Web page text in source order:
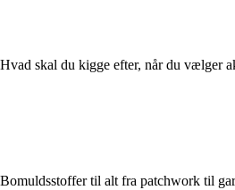
Hvad skal du kigge efter, når du vælger
Bomuldsstoffer til alt fra patchwork til